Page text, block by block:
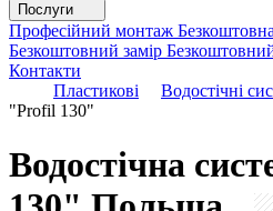
Послуги
Професійний монтаж
Безкоштовний замір
Контакти
Пластикові
Водостічні
"Profil 130"
Водостічна